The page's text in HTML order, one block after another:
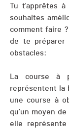
Tu t'apprêtes
souhaites
comment faire
de te préparer
obstacles:
La course à
représentent la
une course à
qu’un moyen
elle